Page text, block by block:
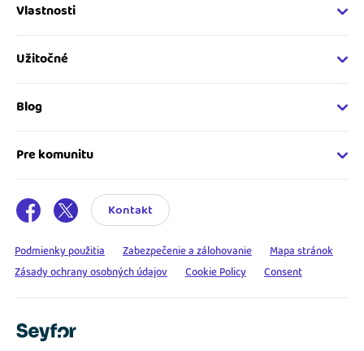
Vlastnosti
Fakturačné vlastnosti
Online fakturácia
Spolupráca s účtovníkom
Napojenie na iDoklad
Užitočné
Nápoveda
Vývojárský web
Developer API
Ako začať s fakturáciou
Blog
Novinky v iDoklade
Podnikateľský servis
Pre komunitu
Spriaznení účtovníci
Registrácia účtovníka
Skúsenosti freelancerov
Kontakt
Podmienky použitia Zabezpečenie a zálohovanie
Mapa stránok
Zásady ochrany osobných údajov
Cookie Policy Consent